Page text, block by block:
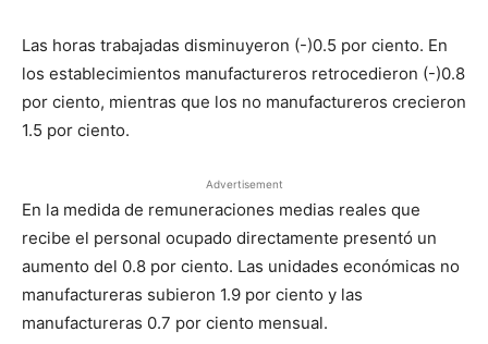
Las horas trabajadas disminuyeron (-)0.5 por ciento. En
los establecimientos manufactureros retrocedieron (-)0.8
por ciento, mientras que los no manufactureros crecieron
1.5 por ciento.
Advertisement
En la medida de remuneraciones medias reales que
recibe el personal ocupado directamente presentó un
aumento del 0.8 por ciento. Las unidades económicas no
manufactureras subieron 1.9 por ciento y las
manufactureras 0.7 por ciento mensual.